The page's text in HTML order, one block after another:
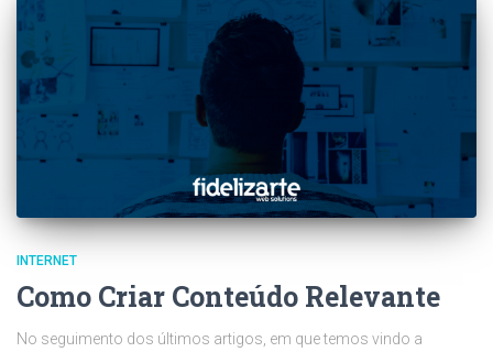
INTERNET
Como Criar Conteúdo Relevante
No seguimento dos últimos artigos, em que temos vindo a